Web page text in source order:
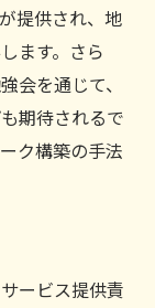
提供され、地
ます。さら
会を通じて、
期待されるで
ク構築の手法
ービス提供責